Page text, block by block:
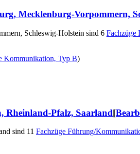
Mecklenburg-Vorpommern,
Schleswig-Holstein sind 6 Fachzüge
Kommunikation, Typ B)
Rheinland-Pfalz, Saarland[
sind 11 Fachzüge Führung/